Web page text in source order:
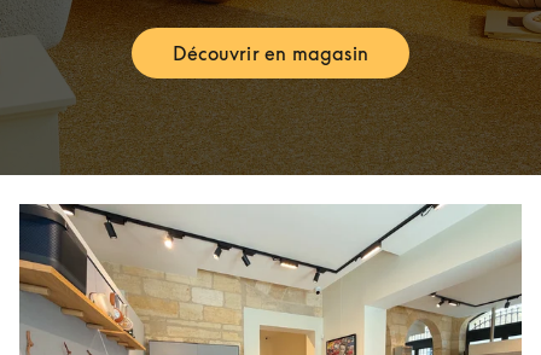
Découvrir en magasinLink Opens in New Tab